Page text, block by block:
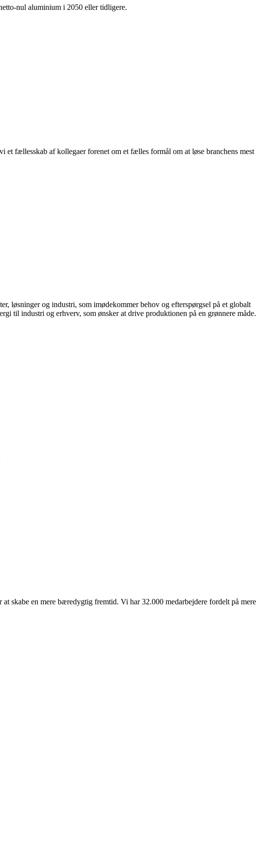
nul aluminium i 2050 eller tidligere.
fællesskab af kollegaer forenet om et fælles formål om at løse branchens mest
løsninger og industri, som imødekommer behov og efterspørgsel på et globalt
til industri og erhverv, som ønsker at drive produktionen på en grønnere måde.
skabe en mere bæredygtig fremtid. Vi har 32.000 medarbejdere fordelt på mere